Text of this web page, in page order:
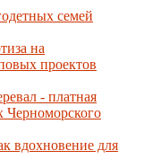
семей
на
проектов
- платная
Черноморского
для